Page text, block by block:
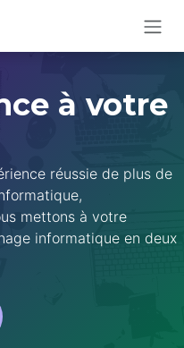
à votre
réussie de plus de
mettons à votre
informatique en deux